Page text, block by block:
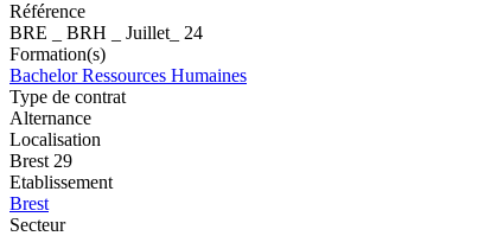
Référence
BRE _ BRH _ Juillet_ 24
Formation(s)
Bachelor Ressources Humaines
Type de contrat
Alternance
Localisation
Brest 29
Etablissement
Brest
Secteur